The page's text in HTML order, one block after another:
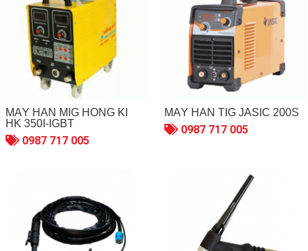
MÁY HÀN MIG HỒNG KÍ
HK 350I-IGBT
0987 717 005
MÁY HÀN TIG JASIC 200S
0987 717 005